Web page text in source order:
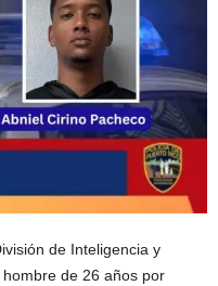
de Inteligencia y
de 26 años por